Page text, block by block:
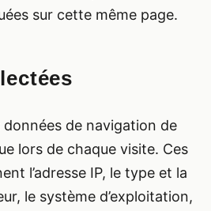
sur cette même page.
de navigation de
lors de chaque visite. Ces
l’adresse IP, le type et la
le système d’exploitation,